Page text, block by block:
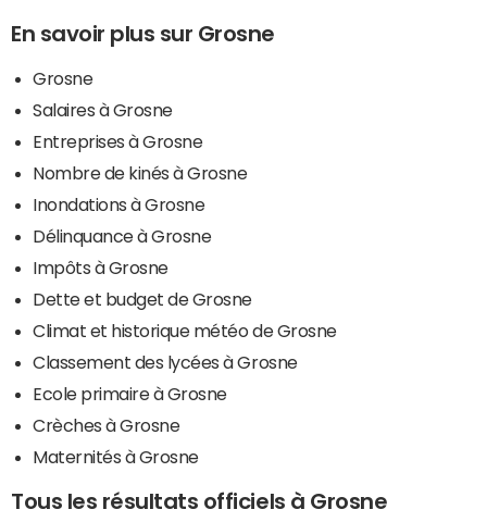
En savoir plus sur Grosne
Grosne
Salaires à Grosne
Entreprises à Grosne
Nombre de kinés à Grosne
Inondations à Grosne
Délinquance à Grosne
Impôts à Grosne
Dette et budget de Grosne
Climat et historique météo de Grosne
Classement des lycées à Grosne
Ecole primaire à Grosne
Crèches à Grosne
Maternités à Grosne
Tous les résultats officiels à Grosne